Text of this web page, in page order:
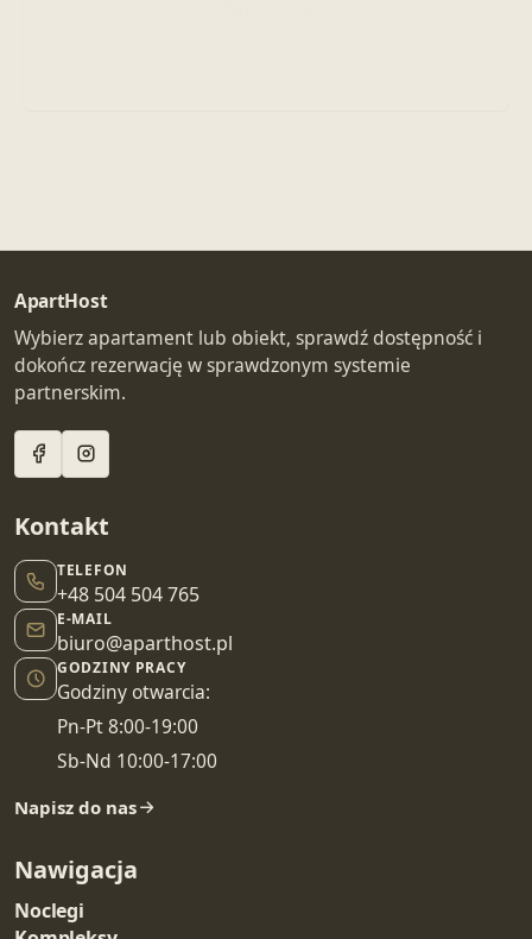
ApartHost
Wybierz apartament lub obiekt, sprawdź dostępność i
dokończ rezerwację w sprawdzonym systemie
partnerskim.
Kontakt
TELEFON
+48 504 504 765
E-MAIL
biuro@aparthost.pl
GODZINY PRACY
Godziny otwarcia:
Pn-Pt 8:00-19:00
Sb-Nd 10:00-17:00
Napisz do nas
Nawigacja
Noclegi